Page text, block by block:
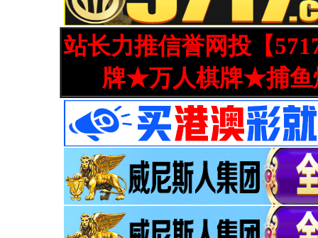
站长力推信誉网投【
牌★万人棋牌★捕鱼